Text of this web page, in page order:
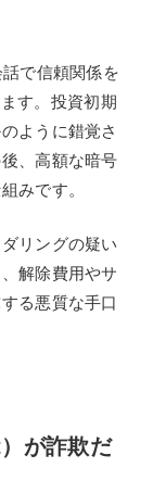
で信頼関係を
す。投資初期
ように錯覚さ
、高額な暗号
みです。
リングの疑い
解除費用やサ
る悪質な手口
が詐欺だ